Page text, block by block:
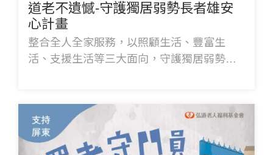
道老不遺憾-守護獨居弱勢長者雄安
心計畫
整合全人全家服務，以照顧生活、豐富生
活、支援生活等三大面向，守護獨居弱勢長